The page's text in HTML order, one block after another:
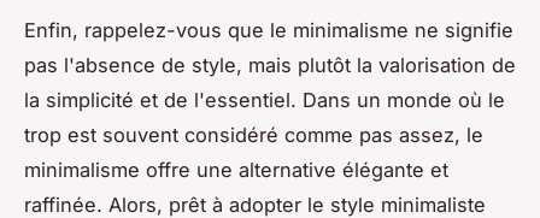
Enfin, rappelez-vous que le minimalisme ne signifie
pas l'absence de style, mais plutôt la valorisation de
la simplicité et de l'essentiel. Dans un monde où le
trop est souvent considéré comme pas assez, le
minimalisme offre une alternative élégante et
raffinée. Alors, prêt à adopter le style minimaliste